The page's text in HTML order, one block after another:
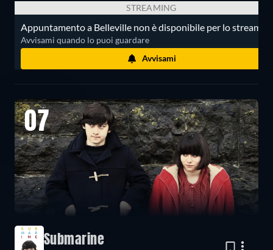
STREAMING
Appuntamento a Belleville non è disponibile per lo
Avvisami quando lo puoi guardare
Avvisami
07
Submarine